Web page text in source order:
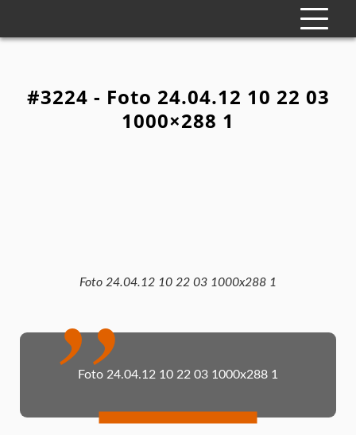
#3224 - Foto 24.04.12 10 22 03
1000×288 1
Foto 24.04.12 10 22 03 1000x288 1
Foto 24.04.12 10 22 03 1000x288 1